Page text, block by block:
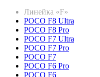
Линейка «F»
POCO F8 Ultra
POCO F8 Pro
POCO F7 Ultra
POCO F7 Pro
POCO F7
POCO F6 Pro
POCO F6